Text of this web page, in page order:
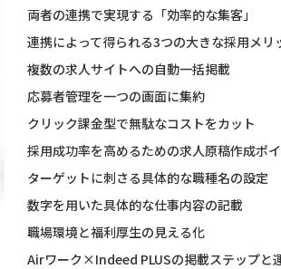
両者の連携で実現する「効率的な集客」
連携によって得られる3つの大きな採用メリ
複数の求人サイトへの自動一括掲載
応募者管理を一つの画面に集約
クリック課金型で無駄なコストをカット
採用成功率を高めるための求人原稿作成ポ
ターゲットに刺さる具体的な職種名の設定
数字を用いた具体的な仕事内容の記載
職場環境と福利厚生の見える化
Airワーク×Indeed PLUSの掲載ステップと